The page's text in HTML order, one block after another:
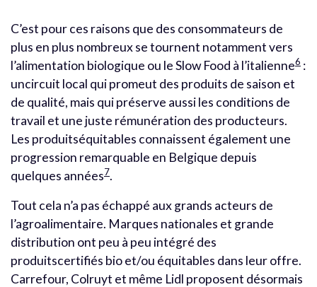
C’est pour ces raisons que des consommateurs de
plus en plus nombreux se tournent notamment vers
l’alimentation biologique ou le Slow Food à l’italienne6 :
uncircuit local qui promeut des produits de saison et
de qualité, mais qui préserve aussi les conditions de
travail et une juste rémunération des producteurs.
Les produitséquitables connaissent également une
progression remarquable en Belgique depuis
quelques années7.
Tout cela n’a pas échappé aux grands acteurs de
l’agroalimentaire. Marques nationales et grande
distribution ont peu à peu intégré des
produitscertifiés bio et/ou équitables dans leur offre.
Carrefour, Colruyt et même Lidl proposent désormais